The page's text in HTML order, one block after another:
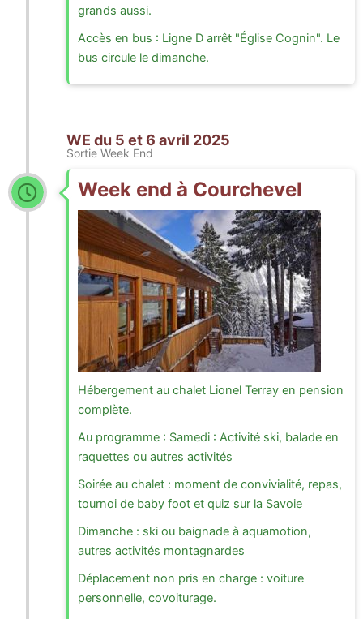
grands aussi.
Accès en bus : Ligne D arrêt "Église Cognin". Le
bus circule le dimanche.
WE du 5 et 6 avril 2025
Sortie Week End
Week end à Courchevel
Hébergement au chalet Lionel Terray en pension
complète.
Au programme : Samedi : Activité ski, balade en
raquettes ou autres activités
Soirée au chalet : moment de convivialité, repas,
tournoi de baby foot et quiz sur la Savoie
Dimanche : ski ou baignade à aquamotion,
autres activités montagnardes
Déplacement non pris en charge : voiture
personnelle, covoiturage.